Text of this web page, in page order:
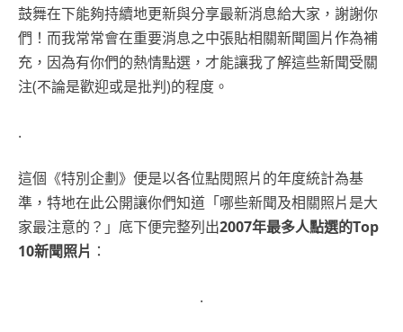
鼓舞在下能夠持續地更新與分享最新消息給大家，謝謝你
們！而我常常會在重要消息之中張貼相關新聞圖片作為補
充，因為有你們的熱情點選，才能讓我了解這些新聞受關
注(不論是歡迎或是批判)的程度。
.
這個《特別企劃》便是以各位點閱照片的年度統計為基
準，特地在此公開讓你們知道「哪些新聞及相關照片是大
家最注意的？」底下便完整列出2007年最多人點選的Top
10新聞照片 ：
.